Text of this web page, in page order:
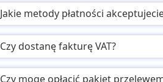
Jakie metody płatności
Czy dostanę fakturę VAT?
Czy mogę opłacić pakiet